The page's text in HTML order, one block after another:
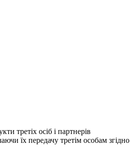
третіх осіб і партнерів
їх передачу третім особам згідно